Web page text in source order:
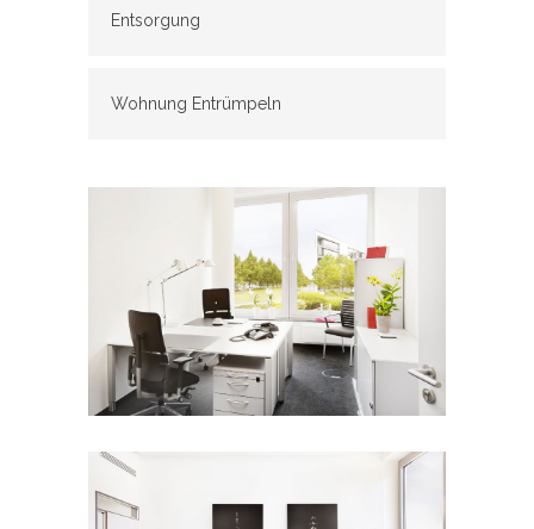
Entsorgung
Wohnung Entrümpeln